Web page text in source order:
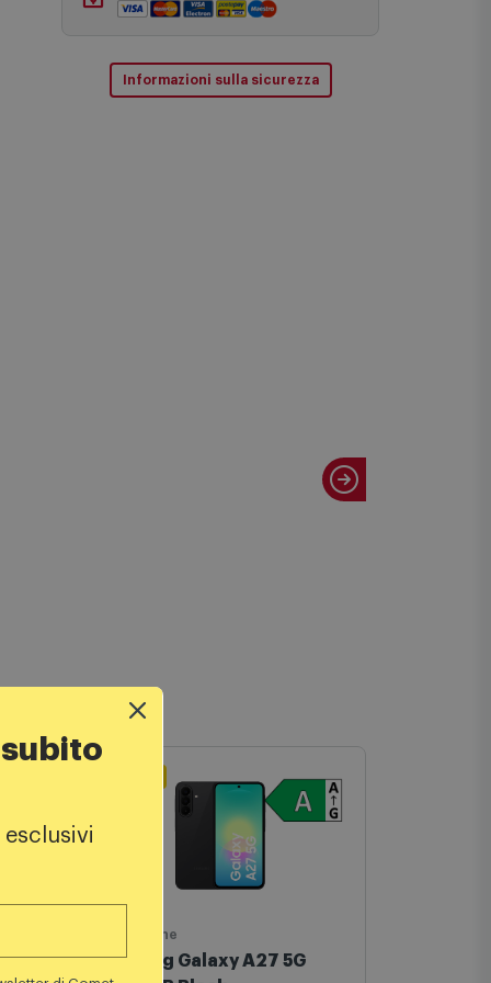
Pagamenti sicuri
Smartphone